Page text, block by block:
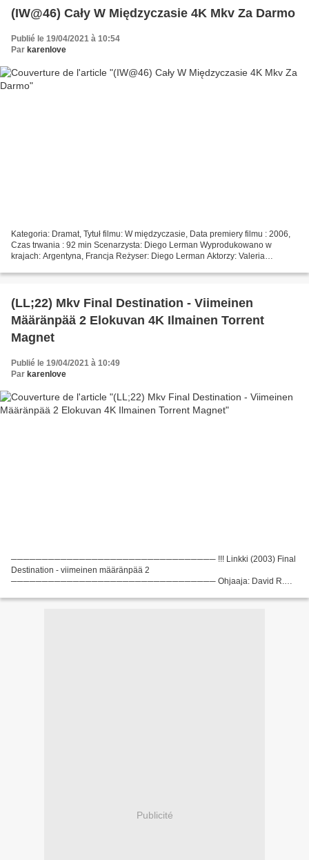
(IW@46) Cały W Międzyczasie 4K Mkv Za Darmo
Publié le 19/04/2021 à 10:54
Par karenlove
Kategoria: Dramat, Tytuł filmu: W międzyczasie, Data premiery filmu : 2006,
Czas trwania : 92 min Scenarzysta: Diego Lerman Wyprodukowano w
krajach: Argentyna, Francja Reżyser: Diego Lerman Aktorzy: Valeria
(LL;22) Mkv Final Destination - Viimeinen
Määränpää 2 Elokuvan 4K Ilmainen Torrent
Magnet
Publié le 19/04/2021 à 10:49
Par karenlove
───────────────────────────────── !!! Linkki (2003) Final
Destination - viimeinen määränpää 2
───────────────────────────────── Ohjaaja: David R.
Tony Todd Writers Movie: J. Mackye...
Publicité